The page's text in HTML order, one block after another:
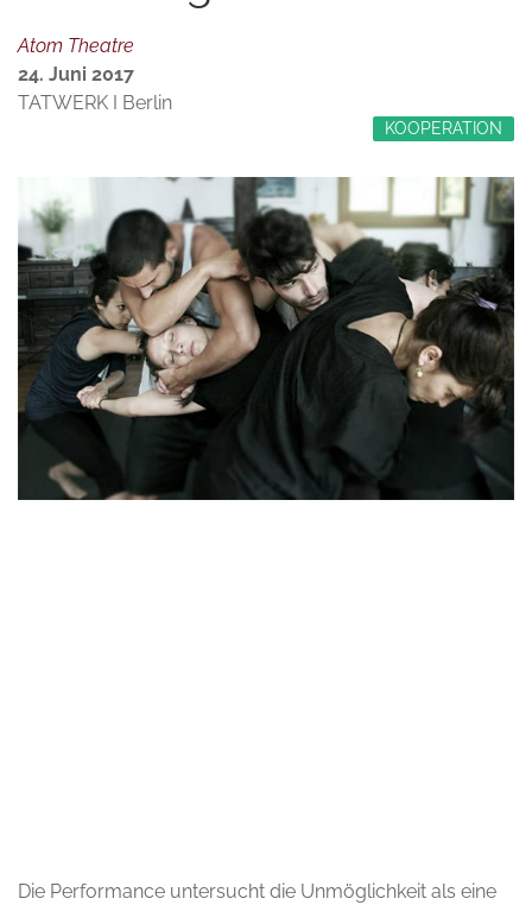
Atom Theatre
24. Juni 2017
TATWERK I Berlin
KOOPERATION
Die Performance untersucht die Unmöglichkeit als eine